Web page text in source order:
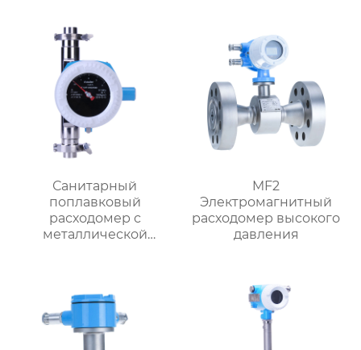
Санитарный
поплавковый
расходомер с
металлической
MF2
Электромагнитный
расходомер высокого
давления